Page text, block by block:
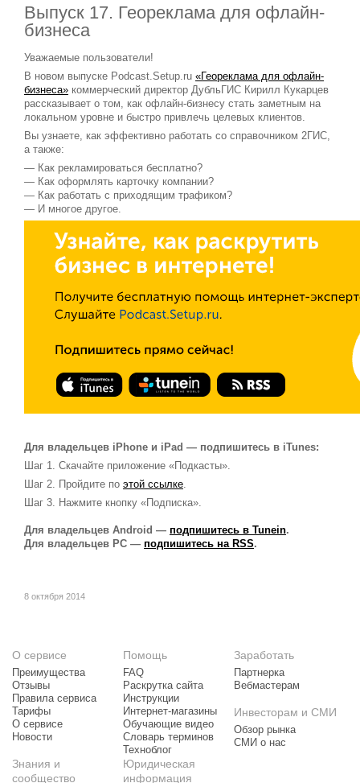
Выпуск 17. Геореклама для офлайн-
бизнеса
Уважаемые пользователи!
В новом выпуске Podcast.Setup.ru «Геореклама для офлайн-
бизнеса» коммерческий директор ДубльГИС Кирилл Кукарцев
рассказывает о том, как офлайн-бизнесу стать заметным на
локальном уровне и быстро привлечь целевых клиентов.
Вы узнаете, как эффективно работать со справочником 2ГИС,
а также:
— Как рекламироваться бесплатно?
— Как оформлять карточку компании?
— Как работать с приходящим трафиком?
— И многое другое.
Для владельцев iPhone и iPad — подпишитесь в iTunes:
Шаг 1. Скачайте приложение «Подкасты».
Шаг 2. Пройдите по этой ссылке.
Шаг 3. Нажмите кнопку «Подписка».
Для владельцев Android — подпишитесь в Tunein.
Для владельцев PC — подпишитесь на RSS.
8 октября 2014
О сервисе
Преимущества
Отзывы
Правила сервиса
Тарифы
О сервисе
Новости
Помощь
FAQ
Раскрутка сайта
Инструкции
Интернет-магазины
Обучающие видео
Словарь терминов
Техноблог
Заработать
Партнерка
Вебмастерам
Инвесторам и СМИ
Обзор рынка
СМИ о нас
Знания и
сообщество
Юридическая
информация